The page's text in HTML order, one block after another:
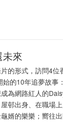
來
的形式，訪問4位
的10年追夢故事
為網路紅人的
邨出身、在職場
婿的樂樂；嚮往